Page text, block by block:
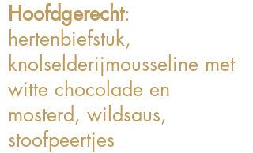
Hoofdgerecht:
hertenbiefstuk,
knolselderijmousseline met
witte chocolade en
mosterd, wildsaus,
stoofpeertjes